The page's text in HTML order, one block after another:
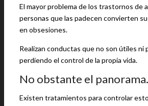
El mayor problema de los trastornos de
personas que las padecen convierten
en obsesiones.
Realizan conductas que no son útiles ni
perdiendo el control de la propia vida.
No obstante el
Existen tratamientos para controlar